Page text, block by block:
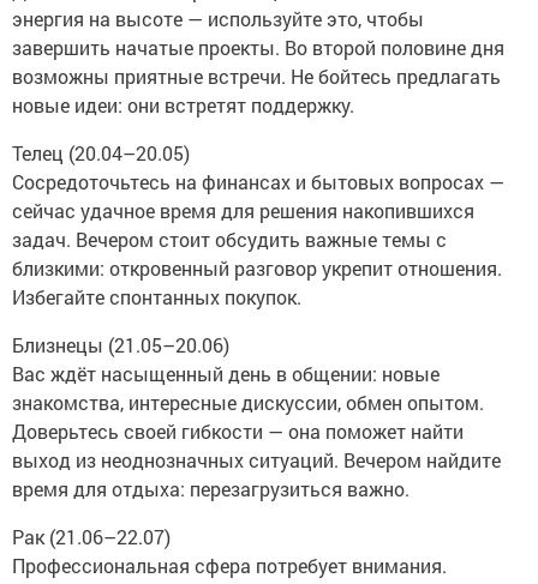
энергия на высоте — используйте это, чтобы
завершить начатые проекты. Во второй половине дня
возможны приятные встречи. Не бойтесь предлагать
новые идеи: они встретят поддержку.
Телец (20.04–20.05)
Сосредоточьтесь на финансах и бытовых вопросах —
сейчас удачное время для решения накопившихся
задач. Вечером стоит обсудить важные темы с
близкими: откровенный разговор укрепит отношения.
Избегайте спонтанных покупок.
Близнецы (21.05–20.06)
Вас ждёт насыщенный день в общении: новые
знакомства, интересные дискуссии, обмен опытом.
Доверьтесь своей гибкости — она поможет найти
выход из неоднозначных ситуаций. Вечером найдите
время для отдыха: перезагрузиться важно.
Рак (21.06–22.07)
Профессиональная сфера потребует внимания.